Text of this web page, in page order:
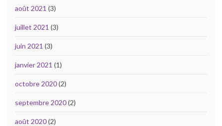
août 2021 (3)
juillet 2021 (3)
juin 2021 (3)
janvier 2021 (1)
octobre 2020(2)
septembre 2020(2)
août 2020(2)